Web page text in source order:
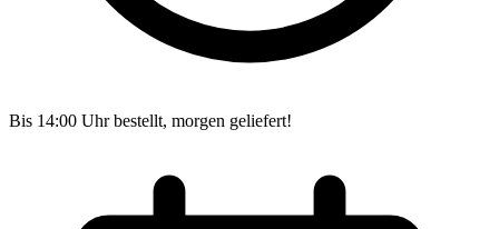
Bis 14:00 Uhr bestellt, morgen geliefert!